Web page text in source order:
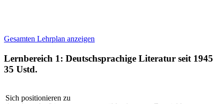
Gesamten Lehrplan anzeigen
Lernbereich 1: Deutschsprachige Literatur seit 1945
35 Ustd.
Sich positionieren zu